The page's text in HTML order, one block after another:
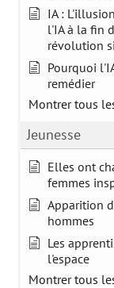
IA :
l'IA à la fin
révolution
Pourquoi
remédier
Montrer tous
Jeunesse
Elles ont
femmes
Apparition
hommes
Les
l'espace
Montrer tous